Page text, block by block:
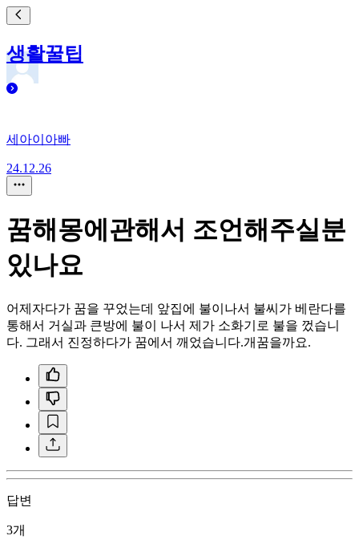
생활꿀팁
세아이아빠
24.12.26
꿈해몽에관해서 조언해주실분
있나요
어제자다가 꿈을 꾸었는데 앞집에 불이나서 불씨가 베란다를
통해서 거실과 큰방에 불이 나서 제가 소화기로 불을 껐습니
다. 그래서 진정하다가 꿈에서 깨었습니다.개꿈을까요.
답변
3개